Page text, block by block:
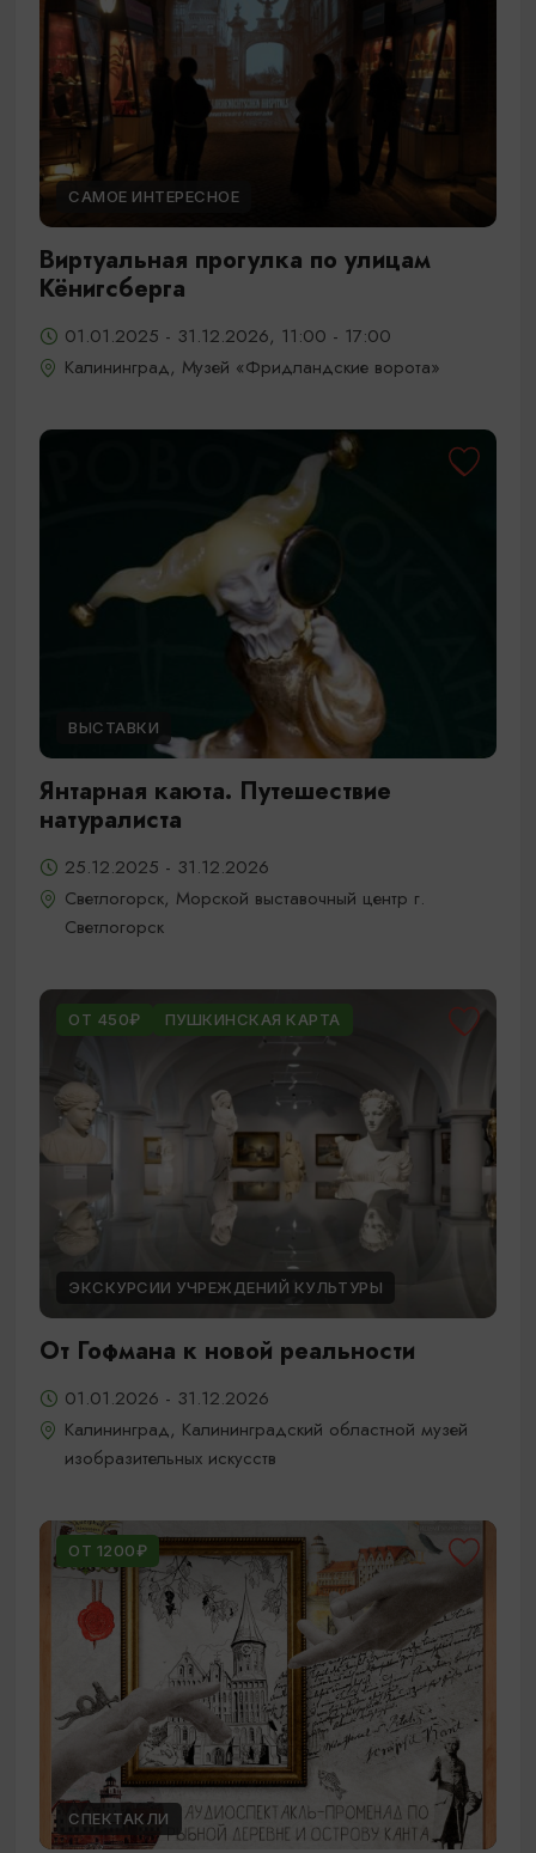
САМОЕ ИНТЕРЕСНОЕ
Виртуальная прогулка по улицам
Кёнигсберга
01.01.2025 - 31.12.2026, 11:00 - 17:00
Калининград, Музей «Фридландские ворота»
ВЫСТАВКИ
Янтарная каюта. Путешествие
натуралиста
25.12.2025 - 31.12.2026
Светлогорск, Морской выставочный центр г.
Светлогорск
ОТ 450₽ ПУШКИНСКАЯ КАРТА
ЭКСКУРСИИ УЧРЕЖДЕНИЙ КУЛЬТУРЫ
От Гофмана к новой реальности
01.01.2026 - 31.12.2026
Калининград, Калининградский областной музей
изобразительных искусств
ОТ 1200₽
СПЕКТАКЛИ